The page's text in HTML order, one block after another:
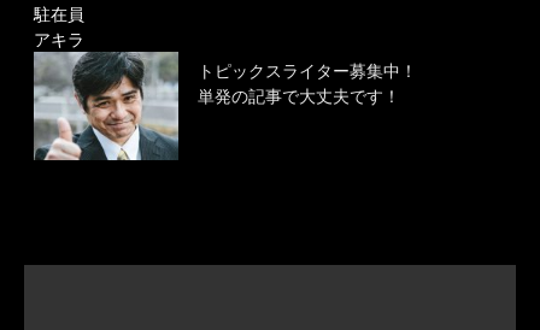
駐在員
アキラ
トピックスライター募集中！
単発の記事で大丈夫です！